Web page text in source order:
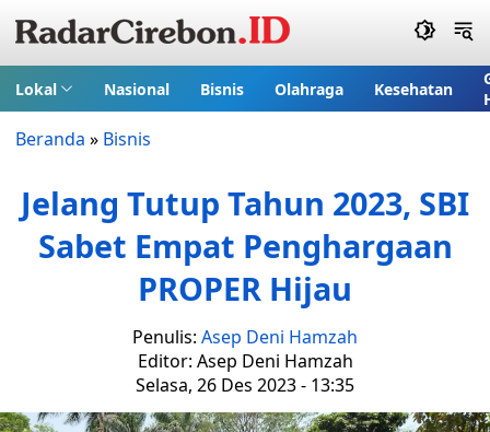
Lokal Nasional Bisnis Olahraga Kesehatan
Beranda » Bisnis
Jelang Tutup Tahun 2023, SBI
Sabet Empat Penghargaan
PROPER Hijau
Penulis: Asep Deni Hamzah
Editor: Asep Deni Hamzah
Selasa, 26 Des 2023 - 13:35